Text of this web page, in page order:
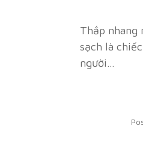
Thắp nhang
sạch là
người…